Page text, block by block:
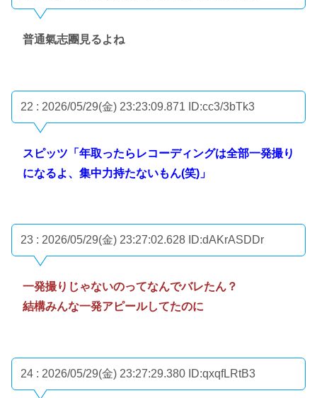
普通氣志團見るよね
22 : 2026/05/29(金) 23:23:09.871 ID:cc3/3bTk3
スピッツ「年取ったらレコーディングは全部一発撮り
になるよ、集中力持たないもん(笑)」
23 : 2026/05/29(金) 23:27:02.628 ID:dAKrASDDr
一発撮りじゃないのってなんでバレたん？
結構みんな一発アピールしてたのに
24 : 2026/05/29(金) 23:27:29.380 ID:qxqfLRtB3